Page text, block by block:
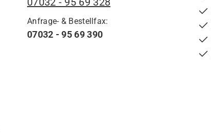
Anfrage- & Bestellfax:
07032 - 95 69 390